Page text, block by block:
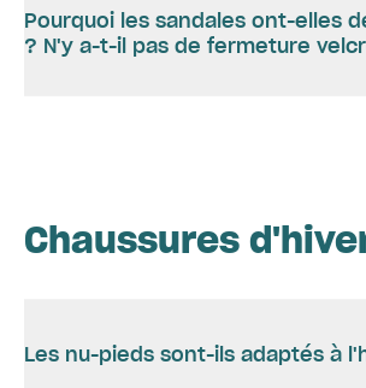
Pourquoi les sandales ont-elles
? N'y a-t-il pas de fermeture
Chaussures
Les nu-pieds sont-ils adaptés à